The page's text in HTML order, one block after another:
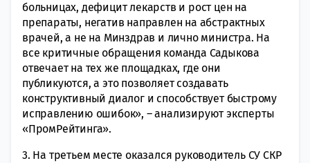
больницах, дефицит лекарств и рост цен на
препараты, негатив направлен на абстрактных
врачей, а не на Минздрав и лично министра. На
все критичные обращения команда Садыкова
отвечает на тех же площадках, где они
публикуются, а это позволяет создавать
конструктивный диалог и способствует быстрому
исправлению ошибок», – анализируют эксперты
«ПромРейтинга».
3. На третьем месте оказался руководитель СУ СКР